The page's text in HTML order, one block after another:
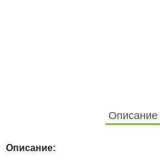
Описание
Описание: